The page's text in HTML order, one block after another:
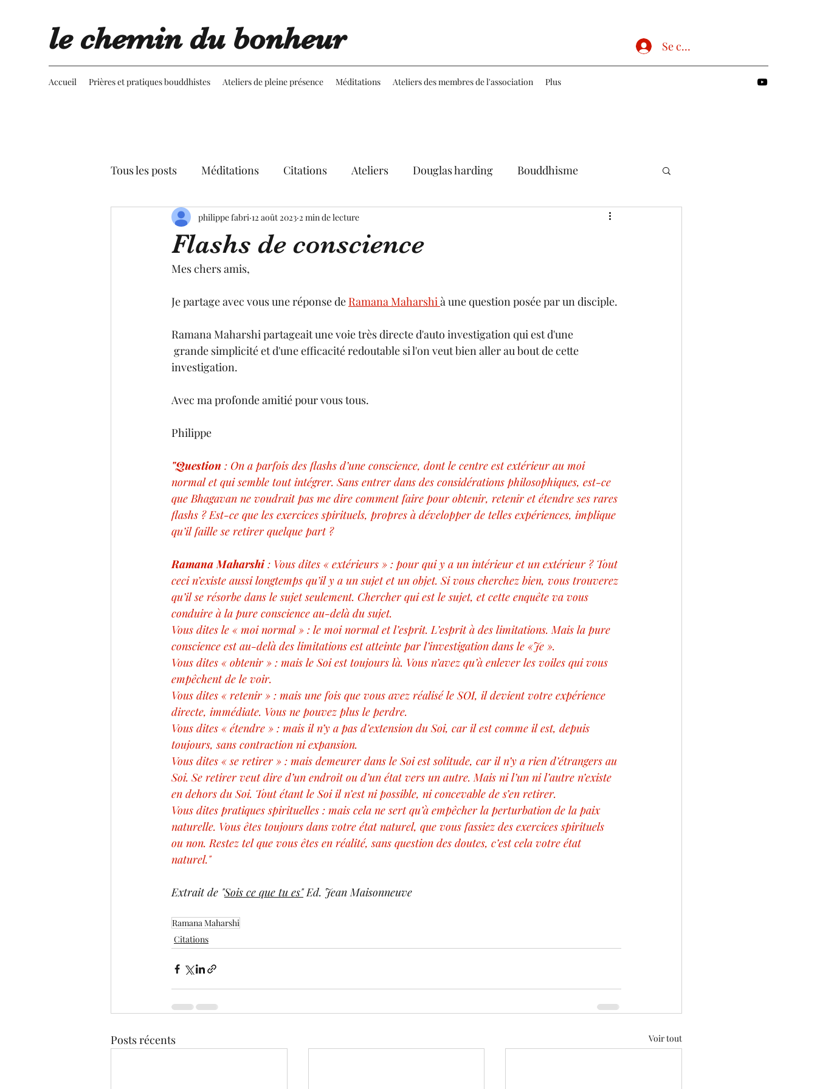
le chemin du bonheur Se connecter
Accueil Prières et pratiques bouddhistes Ateliers de pleine présence Méditations Ateliers des membres de l'association Plus
Tous les posts Méditations Citations Ateliers Douglas harding Bouddhisme
Retournement du regard Expériences
Advaita vedanta Spectacle
Flashs de conscience
philippe fabri 12 août 2023 2 min de lecture
Mes chers amis,
Je partage avec vous une réponse de Ramana Maharshi à une question posée par un disciple.
Ramana Maharshi partageait une voie très directe d'auto investigation qui est d'une
investigation.
Avec ma profonde amitié pour vous tous.
Philippe
"Question : On a parfois des flashs d’une conscience, dont le centre est extérieur au moi
normal et qui semble tout intégrer. Sans entrer dans des considérations philosophiques, est-ce
que Bhagavan ne voudrait pas me dire comment faire pour obtenir, retenir et étendre ses rares
flashs ? Est-ce que les exercices spirituels, propres à développer de telles expériences, implique
qu’il faille se retirer quelque part ?
Ramana Maharshi : Vous dites « extérieurs » : pour qui y a un intérieur et un extérieur ? Tout
ceci n’existe aussi longtemps qu’il y a un sujet et un objet. Si vous cherchez bien, vous trouverez
qu’il se résorbe dans le sujet seulement. Chercher qui est le sujet, et cette enquête va vous
conduire à la pure conscience au-delà du sujet.
Vous dites le « moi normal » : le moi normal et l’esprit. L’esprit à des limitations. Mais la pure
conscience est au-delà des limitations est atteinte par l’investigation dans le «Je ».
Vous dites « obtenir » : mais le Soi est toujours là. Vous n’avez qu’à enlever les voiles qui vous
empêchent de le voir.
Vous dites « retenir » : mais une fois que vous avez réalisé le SOI, il devient votre expérience
directe, immédiate. Vous ne pouvez plus le perdre.
Vous dites « étendre » : mais il n’y a pas d’extension du Soi, car il est comme il est, depuis
toujours, sans contraction ni expansion.
Vous dites « se retirer » : mais demeurer dans le Soi est solitude, car il n’y a rien d’étrangers au
Soi. Se retirer veut dire d’un endroit ou d’un état vers un autre. Mais ni l’un ni l’autre n’existe
en dehors du Soi. Tout étant le Soi il n’est ni possible, ni concevable de s’en retirer.
Vous dites pratiques spirituelles : mais cela ne sert qu’à empêcher la perturbation de la paix
naturelle. Vous êtes toujours dans votre état naturel, que vous fassiez des exercices spirituels
ou non. Restez tel que vous êtes en réalité, sans question des doutes, c’est cela votre état
naturel."
Extrait de "Sois ce que tu es" Ed. Jean Maisonneuve
Ramana Maharshi
Citations
Posts récents Voir tout